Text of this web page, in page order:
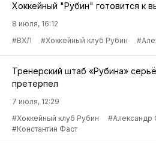
Хоккейный "Рубин" готовится к
8 июля, 16:12
#ВХЛ
#Хоккейный клуб Рубин
Тренерский штаб «Рубина»
претерпел
7 июля, 12:29
#Хоккейный клуб Рубин
#Александр
#Константин Фаст